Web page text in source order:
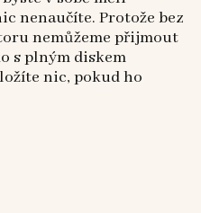
nenaučíte. Protože bez
nemůžeme přijmout
s plným diskem
nic, pokud ho